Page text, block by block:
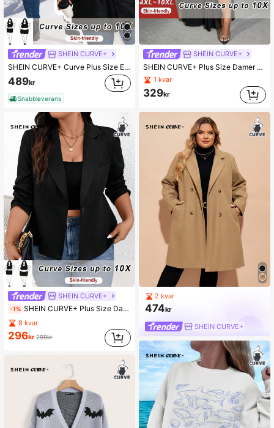
SHEIN CURVE+
SHEIN CURVE+ Curve Plus Size Enfärgad vadderad med huva med dragsko i midjan, för vintern
489kr
Snabbleverans
SHEIN CURVE+
-1% SHEIN CURVE+ Plus Size Damkläder Höstkläder Ny stil Mode Fritidspendling Elegant arbetsplats Arbete Tillbaka till skolan Kläder Lärarkläder Business Professionell Pride Outfits Svart topp Business Casual Plus Overaller Gå ut Toppar Svarta blazers
8 kvar
296kr 299kr
SHEIN CURVE+
SHEIN CURVE+ Plus Size Damer med djup V-hals, hög delad axelvaddsklänning, Lämplig för Date Night, Födelsedag, Bachelorette Party Outfit, Casual, Shopping, Gå ut, Semester, Strand, Lätt att matcha & Ser smal ut, Flatter The Figure
1 kvar
329kr
2 kvar
474kr
SHEIN CURVE+